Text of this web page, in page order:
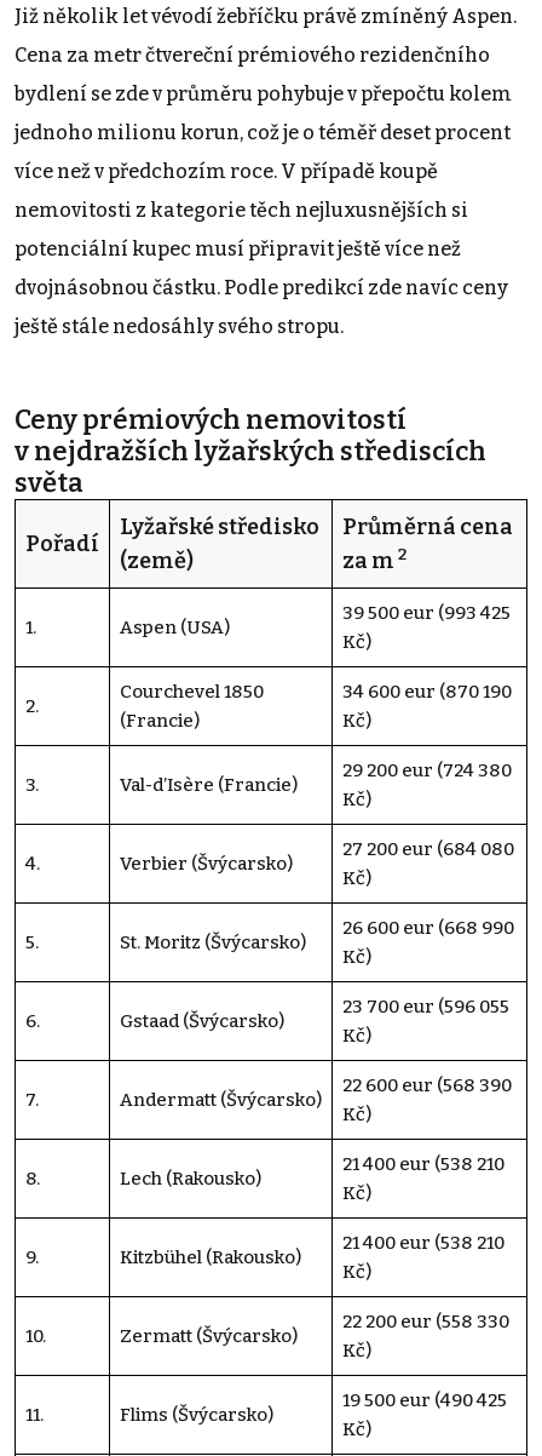
Již několik let vévodí žebříčku právě zmíněný Aspen.
Cena za metr čtvereční prémiového rezidenčního
bydlení se zde v průměru pohybuje v přepočtu kolem
jednoho milionu korun, což je o téměř deset procent
více než v předchozím roce. V případě koupě
nemovitosti z kategorie těch nejluxusnějších si
potenciální kupec musí připravit ještě více než
dvojnásobnou částku. Podle predikcí zde navíc ceny
ještě stále nedosáhly svého stropu.
Ceny prémiových nemovitostí
v nejdražších lyžařských střediscích
světa
Pořadí
Lyžařské středisko
(země)
Průměrná cena
za m 2
1. Aspen (USA)
39 500 eur (993 425
Kč)
2.
Courchevel 1850
(Francie)
34 600 eur (870 190
Kč)
3. Val-d’Isère (Francie)
29 200 eur (724 380
Kč)
4. Verbier (Švýcarsko)
27 200 eur (684 080
Kč)
5. St. Moritz (Švýcarsko)
26 600 eur (668 990
Kč)
6. Gstaad (Švýcarsko)
23 700 eur (596 055
Kč)
7. Andermatt (Švýcarsko)
22 600 eur (568 390
Kč)
8. Lech (Rakousko)
21 400 eur (538 210
Kč)
9. Kitzbühel (Rakousko)
21 400 eur (538 210
Kč)
10. Zermatt (Švýcarsko)
22 200 eur (558 330
Kč)
11. Flims (Švýcarsko)
19 500 eur (490 425
Kč)